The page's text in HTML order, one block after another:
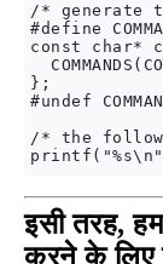
/* generate
#define
const char*
};
#undef
/* the
इसी तरह,
करने के